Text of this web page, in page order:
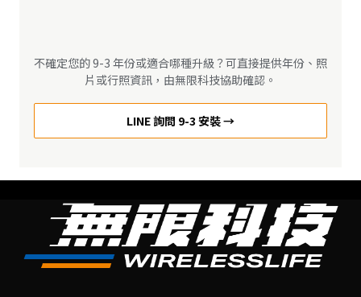
不確定您的 9-3 年份或適合哪種升級？可直接提供年份、照
片或行照資訊，由無限科技協助確認。
LINE 詢問 9-3 安裝 →